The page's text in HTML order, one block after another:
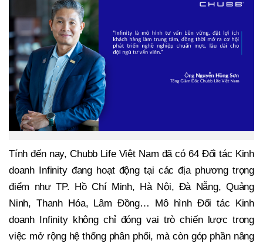
Tính đến nay, Chubb Life Việt Nam đã có 64 Đối tác Kinh
doanh Infinity đang hoạt động tại các địa phương trọng
điểm như TP. Hồ Chí Minh, Hà Nội, Đà Nẵng, Quảng
Ninh, Thanh Hóa, Lâm Đồng… Mô hình Đối tác Kinh
doanh Infinity không chỉ đóng vai trò chiến lược trong
việc mở rộng hệ thống phân phối, mà còn góp phần nâng